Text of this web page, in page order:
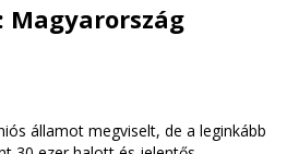
Magyarország
államot megviselt, de a leginkább